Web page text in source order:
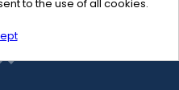
to the use of all cookies.